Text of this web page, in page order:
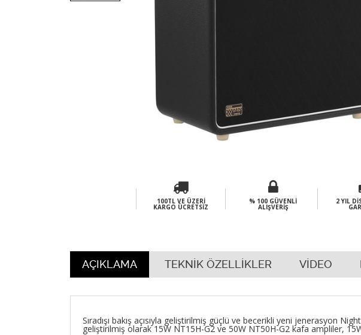
100TL VE ÜZERI
KARGO ÜCRETSIZ
% 100 GÜVENLI
ALIŞVERIŞ
2 YIL
AÇIKLAMA TEKNİK ÖZELLİKLER VİDEO
Sıradışı bakış açısıyla geliştirilmiş güçlü ve becerikli yeni jenerasyon
geliştirilmiş olarak 15W NT15H-G2 ve 50W NT50H-G2 kafa ampliler,